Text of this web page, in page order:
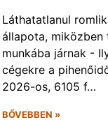
Láthatatlanul
állapota, miközben
munkába járnak -
cégekre a
2026-os, 6105 f…
BŐVEBBEN »